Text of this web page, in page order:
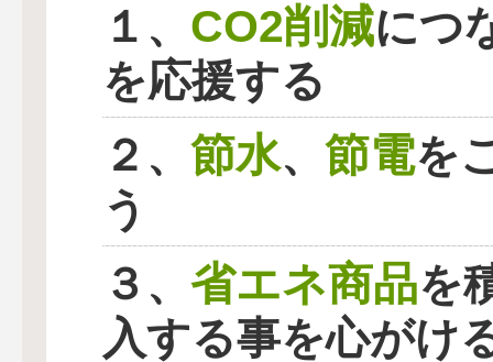
１、 CO2削減につ
を応援する
２、 節水、 節電を
う
３、 省エネ商品を
入する事を心がけ